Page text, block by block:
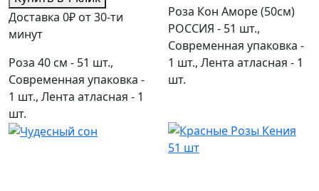
Доставка 0₽ от 30-ти
минут
Роза 40 см - 51 шт.,
Современная упаковка -
1 шт., Лента атласная - 1
шт.
Роза Кон Аморе (50см)
РОССИЯ - 51 шт.,
Современная упаковка -
1 шт., Лента атласная - 1
шт.